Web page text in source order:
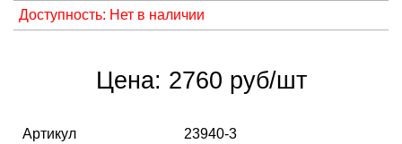
Доступность: Нет в наличии
Цена: 2760 руб/шт
Артикул
23940-3